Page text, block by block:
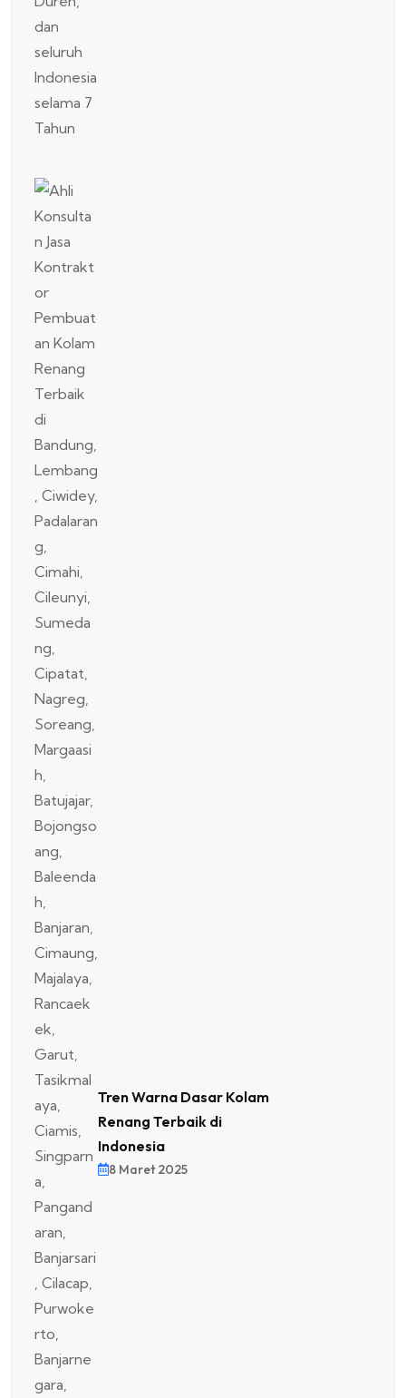
Tren Warna Dasar Kolam
Renang Terbaik di
Indonesia
8 Maret 2025